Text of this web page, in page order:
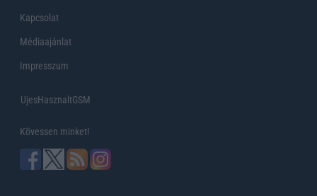
Kapcsolat
Médiaajánlat
Impresszum
UjesHasznaltGSM
Kövessen minket!